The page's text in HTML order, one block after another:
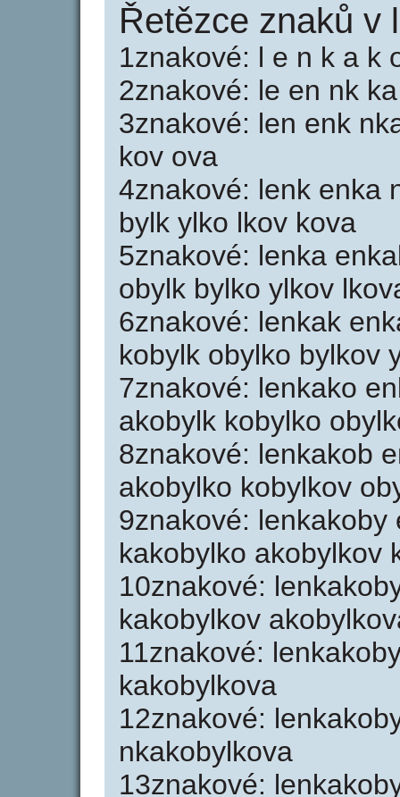
Řetězce znaků v
1znakové: l e n k a k
2znakové: le en nk
3znakové: len enk
kov ova
4znakové: lenk enka
bylk ylko lkov kova
5znakové: lenka
obylk bylko ylkov
6znakové: lenkak
kobylk obylko bylkov
7znakové: lenkako
akobylk kobylko
8znakové: lenkakob
akobylko kobylkov
9znakové:
kakobylko akobylkov
10znakové:
kakobylkov
11znakové:
kakobylkova
12znakové:
nkakobylkova
13znakové: